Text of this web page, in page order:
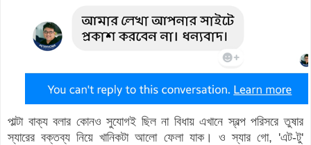
পাল্টা বাক্য বলার কোনও সুযোগই ছিল না বিধায় এখানে স্বল্প পরিসরে তুষার
স্যারের বক্তব্য নিয়ে খানিকটা আলো ফেলা যাক। ও স্যার গো, 'এট-টু'